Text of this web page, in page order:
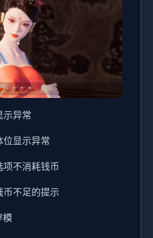
示异常
位显示异常
不消耗钱币
不足的提示
模